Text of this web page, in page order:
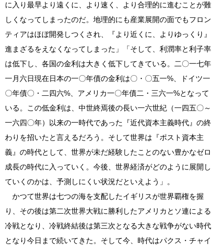
に入り最早より遠くに、より速く、より合理的に進むことが難
しくなってしまったのだ。地理的にも産業展開の面でもフロン
ティアはほぼ開発しつくされ、『より近くに、よりゆっくり』
進まざるをえなくなってしまった」「そして、利潤率と利子率
は低下し、各国の金利は大きく低下してきている。二〇一七年
一月六日現在日本の一〇年債の金利は〇・〇五一%、ドイツ一
〇年債〇・二四六%、アメリカ一〇年債二・三六一%となって
いる。この低金利は、中世終焉後の長い一六世紀（一四五〇～
一六四〇年）以来の一時代であった『近代資本主義時代』の終
わりを招いたと言えるだろう。そして世界は『ポスト資本主
義』の時代として、世界が未だ経験したことのない豊かなゼロ
成長の時代に入っていく。今後、世界経済がどのように展開し
ていくのかは、予測しにくい状況だといえよう」。
かつて世界は七つの海を支配したイギリスが世界覇権を握
り、その後は第二次世界大戦に勝利したアメリカとソ連による
冷戦となり、冷戦終結後は第三次となる大きな戦争がない時代
となり今日まで続いてきた。そして今、時代はパクス・チャイ